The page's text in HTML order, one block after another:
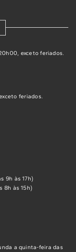
exceto feriados.
feriados.
9h às 17h)
8h às 15h)
a quinta-feira das